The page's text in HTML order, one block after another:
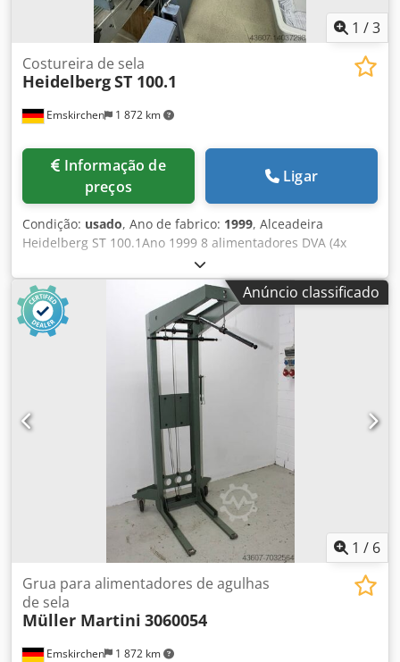
1 /3
Emskirchen 1 872 km
Costureira de sela
HeidelbergST 100.1
preços
Ligar
Condição: usado, Ano de fabrico: 1999, Alceadeira
Heidelberg ST 100.1Ano 1999 8 alimentadores DVA (4x
alimentador duplo) / 8 alimentadores DVA (4x alimentador
duplo) 1 Umschlagfalzanleger UFA / 1 alimentador de
capas UFA Estação de costura / Unidade de costura
Heidelberg 100.1 Dedpfx Ageqpplwjgskr Dreischneider /
Aparador de três facas Bandauslage / Entrega de fita Inkl.
Kompressor / Incluir compressor 2x Hohner Heftköpfe / 2x
Hohner Cabeças de costuraFormato mín. (não cortado) /
Tamanho mín. (não cortado) 89 x 120mm Formato mín.
(não cortado) / Tamanho mín. (não cortado) 305 x 349mm
Inspeção por vídeo online através de vídeo Skype
Ficaríamos muito satisfeitos com a sua visita - mais
máquinas em stock Disponível de imediato - Pode ser
inspeccionado Emskirchen / Nuremberga em stock - Pode
Anúncio classificado
1 / 6
Emskirchen 1 872 km
Grua para alimentadores de agulhas
de sela
Müller Martini 3060054